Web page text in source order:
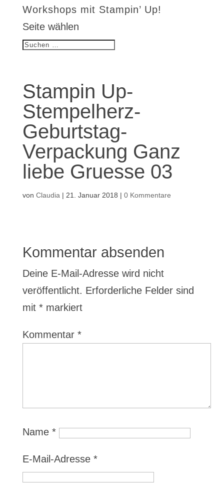
Workshops mit Stampin’ Up!
Seite wählen
Stampin Up-
Stempelherz-
Geburtstag-
Verpackung Ganz
liebe Gruesse 03
von Claudia | 21. Januar 2018 | 0 Kommentare
Kommentar absenden
Deine E-Mail-Adresse wird nicht
veröffentlicht. Erforderliche Felder sind
mit *markiert
Kommentar *
Name *
E-Mail-Adresse *